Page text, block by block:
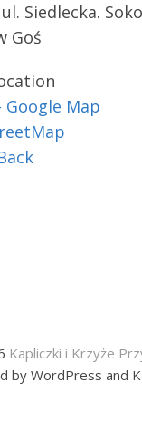
Siedlecka.
Goś
Google Map
Kapliczki i Krzyże
by WordPress and